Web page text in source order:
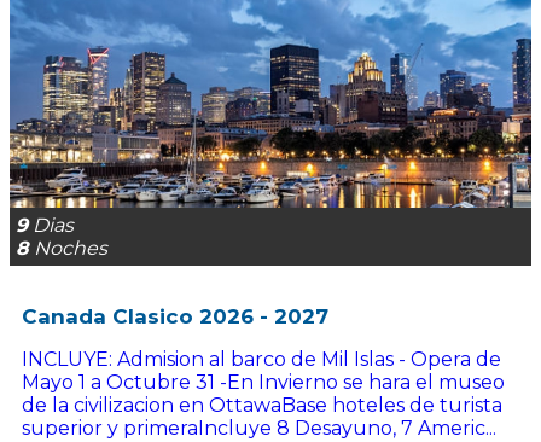
9Dias
8Noches
Canada Clasico 2026 - 2027
INCLUYE: Admision al barco de Mil Islas - Opera de
Mayo 1 a Octubre 31 -En Invierno se hara el museo
de la civilizacion en OttawaBase hoteles de turista
superior y primeraIncluye 8 Desayuno, 7 Americ...